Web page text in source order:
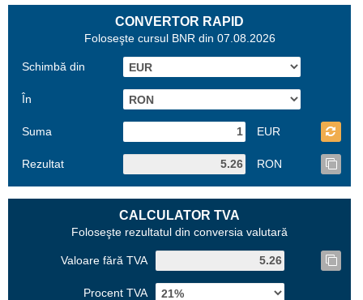
CONVERTOR RAPID
Foloseşte cursul BNR din 07.08.2026
Schimbă din
În
Suma EUR
Rezultat RON
CALCULATOR TVA
Foloseşte rezultatul din conversia valutară
Valoare fără TVA
Procent TVA